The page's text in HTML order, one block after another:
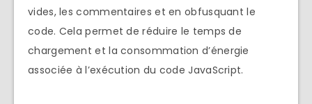
vides, les commentaires et en obfusquant le
code. Cela permet de réduire le temps de
chargement et la consommation d’énergie
associée à l’exécution du code JavaScript.